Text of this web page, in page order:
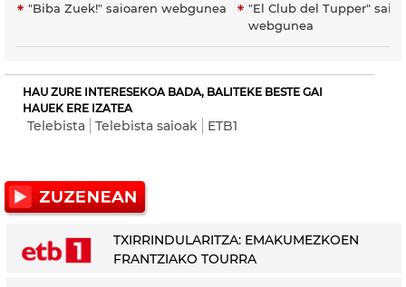
"Biba Zuek!" saioaren webgunea
"El Club del Tupper"
webgunea
HAU ZURE INTERESEKOA BADA, BALITEKE BESTE GAI
HAUEK ERE IZATEA
Telebista Telebista saioak ETB1
TXIRRINDULARITZA: EMAKUMEZKOEN
FRANTZIAKO TOURRA